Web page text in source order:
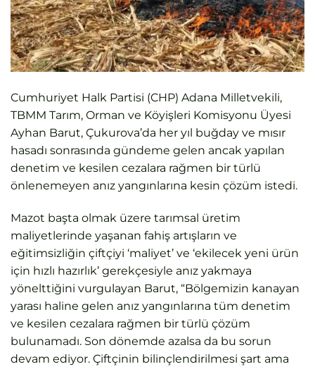
Cumhuriyet Halk Partisi (CHP) Adana Milletvekili,
TBMM Tarım, Orman ve Köyişleri Komisyonu Üyesi
Ayhan Barut, Çukurova’da her yıl buğday ve mısır
hasadı sonrasında gündeme gelen ancak yapılan
denetim ve kesilen cezalara rağmen bir türlü
önlenemeyen anız yangınlarına kesin çözüm istedi.
Mazot başta olmak üzere tarımsal üretim
maliyetlerinde yaşanan fahiş artışların ve
eğitimsizliğin çiftçiyi ‘maliyet’ ve ‘ekilecek yeni ürün
için hızlı hazırlık’ gerekçesiyle anız yakmaya
yönelttiğini vurgulayan Barut, “Bölgemizin kanayan
yarası haline gelen anız yangınlarına tüm denetim
ve kesilen cezalara rağmen bir türlü çözüm
bulunamadı. Son dönemde azalsa da bu sorun
devam ediyor. Çiftçinin bilinçlendirilmesi şart ama